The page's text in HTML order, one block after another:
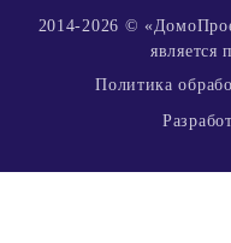
2014-2026 ©
является
Политика